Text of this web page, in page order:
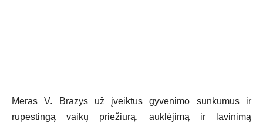
Meras V. Brazys už įveiktus gyvenimo sunkumus ir
rūpestingą vaikų priežiūrą, auklėjimą ir lavinimą